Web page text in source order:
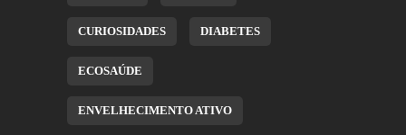
CURIOSIDADES DIABETES
ECOSAÚDE
ENVELHECIMENTO ATIVO